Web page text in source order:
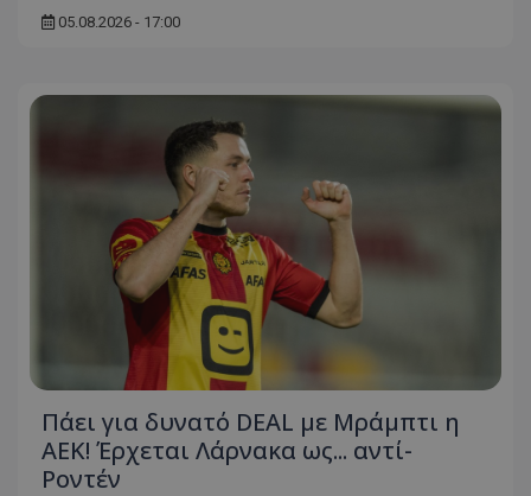
05.08.2026 - 17:00
Πάει για δυνατό DEAL με Μράμπτι η
ΑΕΚ! Έρχεται Λάρνακα ως... αντί-
Ροντέν